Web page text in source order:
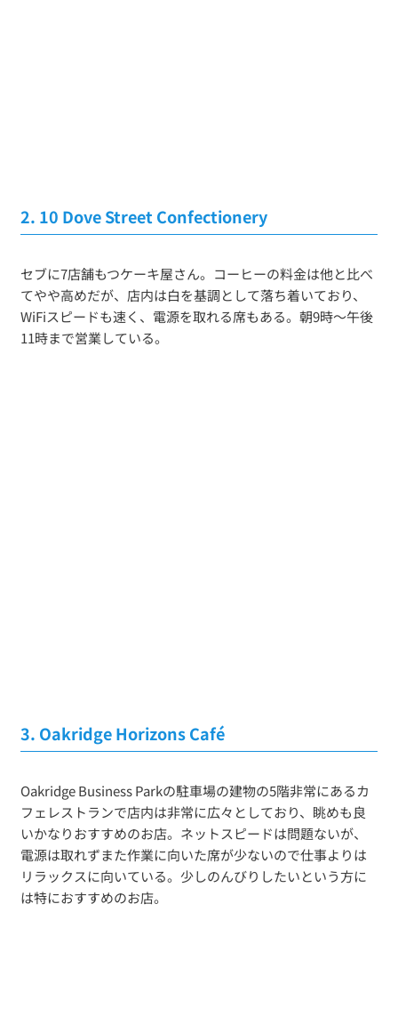
2. 10 Dove Street Confectionery
セブに7店舗もつケーキ屋さん。コーヒーの料金は他と比べ
てやや高めだが、店内は白を基調として落ち着いており、
WiFiスピードも速く、電源を取れる席もある。朝9時〜午後
11時まで営業している。
3. Oakridge Horizons Café
Oakridge Business Parkの駐車場の建物の5階非常にあるカ
フェレストランで店内は非常に広々としており、眺めも良
いかなりおすすめのお店。ネットスピードは問題ないが、
電源は取れずまた作業に向いた席が少ないので仕事よりは
リラックスに向いている。少しのんびりしたいという方に
は特におすすめのお店。